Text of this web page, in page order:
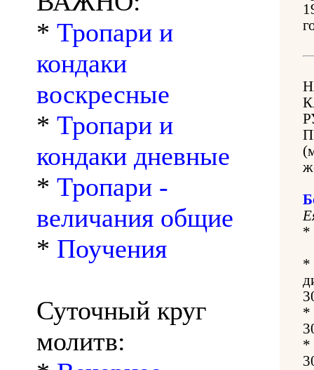
* Тропари и
кондаки
воскресные
* Тропари и
кондаки дневные
* Тропари -
величания общие
* Поучения
Суточный круг
молитв:
*
*
*
*